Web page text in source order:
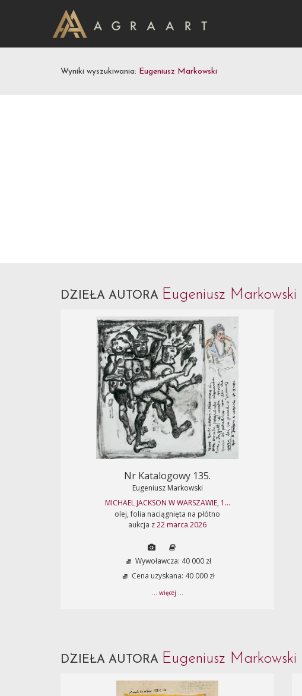
Wyniki wyszukiwania: Eugeniusz Markowski
DZIEŁA AUTORA Eugeniusz Markowski
Nr Katalogowy 135.
Eugeniusz Markowski
MICHAEL JACKSON W WARSZAWIE, 1...
olej, folia naciągnięta na płótno
aukcja z22 marca 2026
Wywoławcza: 40 000 zł
Cena uzyskana: 40 000 zł
... więcej ...
DZIEŁA AUTORA Eugeniusz Markowski